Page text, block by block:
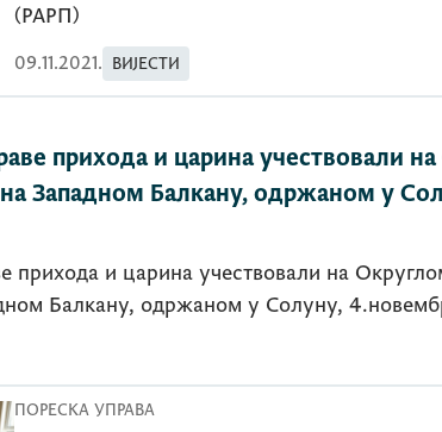
(РАРП)
09.11.2021. ВИЈЕСТИ
прихода и царина учествовали
Западном Балкану, одржаном у
повезивања на Западном
ПОРЕСКА УПРАВА